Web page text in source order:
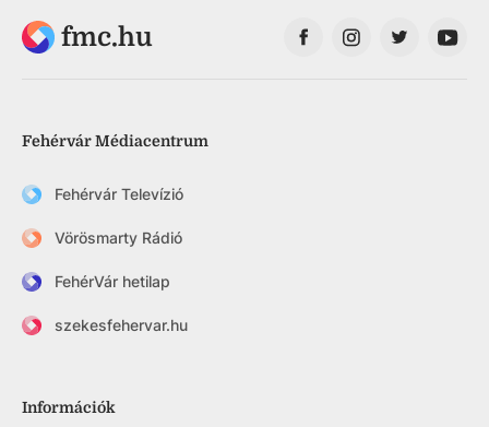
fmc.hu
Fehérvár Médiacentrum
Fehérvár Televízió
Vörösmarty Rádió
FehérVár hetilap
szekesfehervar.hu
Információk